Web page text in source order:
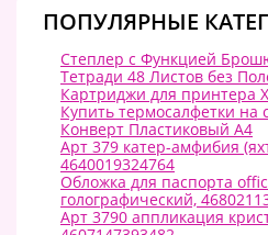
ПОПУЛЯРНЫЕ
Степлер с Функцией
Тетради 48 Листов без
Картриджи для принтера
Купить термосалфетки на
Конверт Пластиковый А4
Арт 379 катер-амфибия
4640019324764
Обложка для паспорта
голографический,
Арт 3790 аппликация